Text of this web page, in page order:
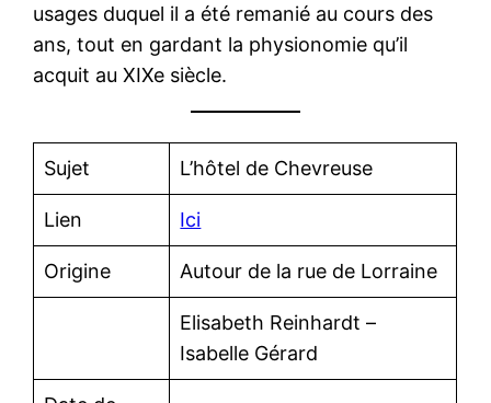
usages duquel il a été remanié au cours des
ans, tout en gardant la physionomie qu’il
acquit au XIXe siècle.
Sujet L’hôtel de Chevreuse
Lien Ici
Origine Autour de la rue de Lorraine
Elisabeth Reinhardt –
Isabelle Gérard